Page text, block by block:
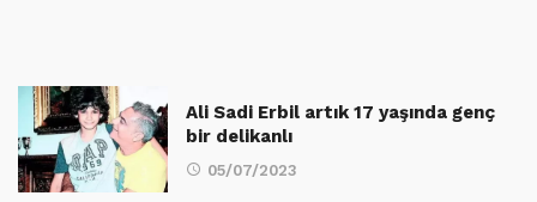
Ali Sadi Erbil artık 17 yaşında genç
bir delikanlı
05/07/2023